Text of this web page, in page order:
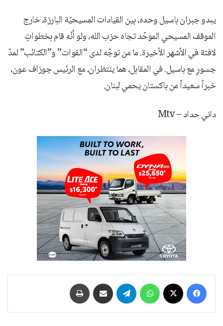
يبدو جبران باسيل وحده، بين القيادات المسيحيّة البارزة، خارج
الموقف المسيحي الموحّد تجاه حزب الله، ولو أنّه قام بخطواتٍ
لافتة في الأشهر الأخيرة. ما من توجّه لدى “القوات” و”الكتائب” لمدّ
جسورٍ مع باسيل. في المقابل، هما ينتظران، مع الرئيس جوزاف عون،
خبراً سعيداً من باكستان يحمي لبنان.
داني حداد – Mtv
فيسبوك واتساب تيلقرام مشاركة عبر البريد